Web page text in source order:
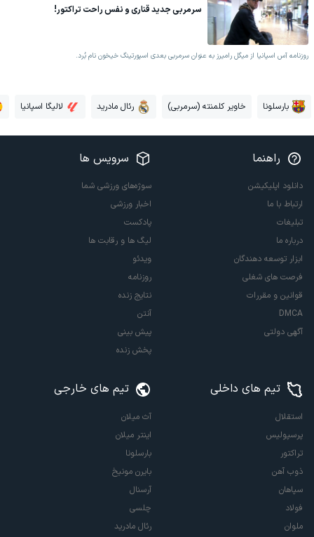
سرمربی جدید قناری و نفس راحت تراکتور!
روزنامه آس اسپانیا از میگل رامیرز به عنوان سرمربی بعدی اسپورتینگ خیخون نام بُرد.
بارسلونا خاویر کلمنته (سرمربی) رئال مادرید لالیگا اسپانیا
راهنما
دانلود اپلیکیشن
ارتباط با ما
تبلیغات
درباره ما
ابزار توسعه دهندگان
فرصت های شغلی
قوانین و مقررات
DMCA
آگهی دولتی
سرویس ها
سوژه‌های ورزشی شما
اخبار ورزشی
پادکست
لیگ ها و رقابت ها
ویدئو
روزنامه
نتایج زنده
آنتن
پیش بینی
پخش زنده
تیم های داخلی
استقلال
پرسپولیس
تراکتور
ذوب آهن
سپاهان
فولاد
ملوان
تیم های خارجی
آث میلان
اینتر میلان
بارسلونا
بایرن مونیخ
آرسنال
چلسی
رئال مادرید